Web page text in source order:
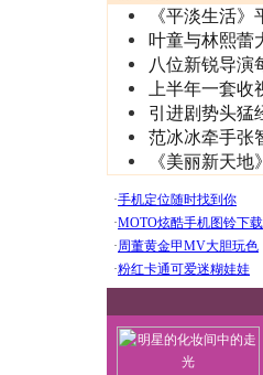
《平淡生活
叶童与林熙蕾
八位新锐导演
上半年一套收
引进剧势头猛
范冰冰牵手张
《美丽新天